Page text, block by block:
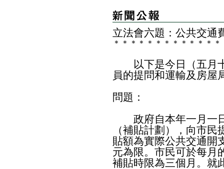
立法會六題：公共交通
＊ ＊ ＊ ＊ ＊ ＊ ＊ ＊ ＊ ＊ ＊ ＊ ＊
以下是今日（五月十
員的提問和運輸及房屋
問題：
政府自本年一月一日
（補貼計劃），向市
貼額為實際公共交通開
元為限。市民可於每月
補貼時限為三個月。就